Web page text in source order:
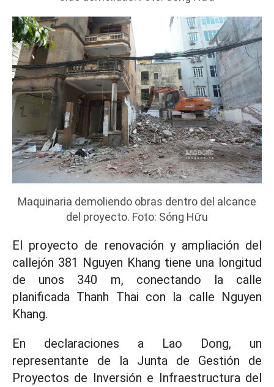
Maquinaria demoliendo obras dentro del alcance
del proyecto. Foto: Sóng Hữu
El proyecto de renovación y ampliación del
callejón 381 Nguyen Khang tiene una longitud
de unos 340 m, conectando la calle
planificada Thanh Thai con la calle Nguyen
Khang.
En declaraciones a Lao Dong, un
representante de la Junta de Gestión de
Proyectos de Inversión e Infraestructura del